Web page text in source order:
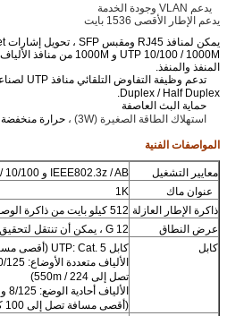
يدعم VLAN وجودة الخدمة
يدعم الإطار الأقصى 1536 بايت
يمكن لمنافذ RJ45 ومقبس SFP ، تحويل
إشارات Ethernet
المنفذ والمنفذ.
Duplex / Half Duplex.
حماية البث العاصفة
استهلاك الطاقة الصغيرة (3W) ،
حرارة منخفضة
المواصفات الفنية
معايير التشغيل
IEEE802.3z / AB و 10/100 / 1000Base-T و 1000Base-SX / LX
عنوان ماك
1K
ذاكرة الإطار العازلة 512 كيلو بايت من ذاكرة الوصول العشوائي
عرض النطاق
12 G ، يمكن أن تنتقل لتحقيق سرعة حجب الأسلاك
كابل
كابل UTP: Cat. 5 (أقصى مسافة تصل إلى 100 متر)
تصل إلى 224 / 550m)
(أقصى مسافة تصل إلى 100 كيلومتر)